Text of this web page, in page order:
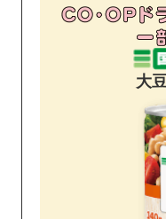
大